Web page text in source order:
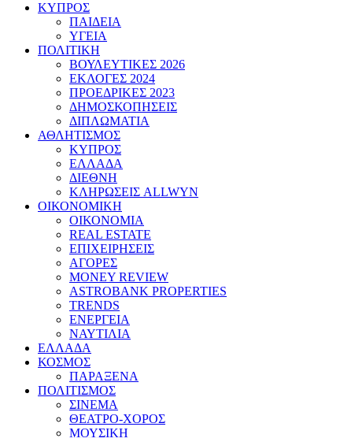
ΚΥΠΡΟΣ
ΠΑΙΔΕΙΑ
ΥΓΕΙΑ
ΠΟΛΙΤΙΚΗ
ΒΟΥΛΕΥΤΙΚΕΣ 2026
ΕΚΛΟΓΕΣ 2024
ΠΡΟΕΔΡΙΚΕΣ 2023
ΔΗΜΟΣΚΟΠΗΣΕΙΣ
ΔΙΠΛΩΜΑΤΙΑ
ΑΘΛΗΤΙΣΜΟΣ
ΚΥΠΡΟΣ
ΕΛΛΑΔΑ
ΔΙΕΘΝΗ
ΚΛΗΡΩΣΕΙΣ ALLWYN
ΟΙΚΟΝΟΜΙΚΗ
ΟΙΚΟΝΟΜΙΑ
REAL ESTATE
ΕΠΙΧΕΙΡΗΣΕΙΣ
ΑΓΟΡΕΣ
MONEY REVIEW
ASTROBANK PROPERTIES
TRENDS
ΕΝΕΡΓΕΙΑ
ΝΑΥΤΙΛΙΑ
ΕΛΛΑΔΑ
ΚΟΣΜΟΣ
ΠΑΡΑΞΕΝΑ
ΠΟΛΙΤΙΣΜΟΣ
ΣΙΝΕΜΑ
ΘΕΑΤΡΟ-ΧΟΡΟΣ
ΜΟΥΣΙΚΗ